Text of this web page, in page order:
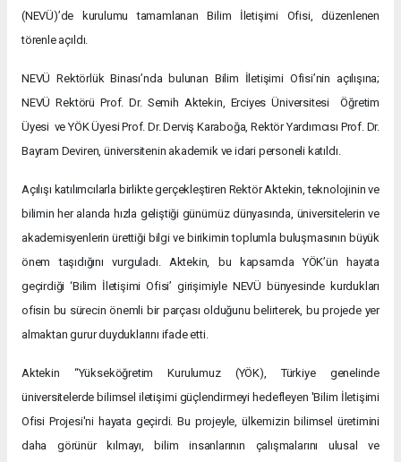
(NEVÜ)’de kurulumu tamamlanan Bilim İletişimi Ofisi, düzenlenen
törenle açıldı.
NEVÜ Rektörlük Binası’nda bulunan Bilim İletişimi Ofisi’nin açılışına;
NEVÜ Rektörü Prof. Dr. Semih Aktekin, Erciyes Üniversitesi Öğretim
Üyesi ve YÖK Üyesi Prof. Dr. Derviş Karaboğa, Rektör Yardımcısı Prof. Dr.
Bayram Deviren, üniversitenin akademik ve idari personeli katıldı.
Açılışı katılımcılarla birlikte gerçekleştiren Rektör Aktekin, teknolojinin ve
bilimin her alanda hızla geliştiği günümüz dünyasında, üniversitelerin ve
akademisyenlerin ürettiği bilgi ve birikimin toplumla buluşmasının büyük
önem taşıdığını vurguladı. Aktekin, bu kapsamda YÖK’ün hayata
geçirdiği ‘Bilim İletişimi Ofisi’ girişimiyle NEVÜ bünyesinde kurdukları
ofisin bu sürecin önemli bir parçası olduğunu belirterek, bu projede yer
almaktan gurur duyduklarını ifade etti.
Aktekin “Yükseköğretim Kurulumuz (YÖK), Türkiye genelinde
üniversitelerde bilimsel iletişimi güçlendirmeyi hedefleyen 'Bilim İletişimi
Ofisi Projesi'ni hayata geçirdi. Bu projeyle, ülkemizin bilimsel üretimini
daha görünür kılmayı, bilim insanlarının çalışmalarını ulusal ve